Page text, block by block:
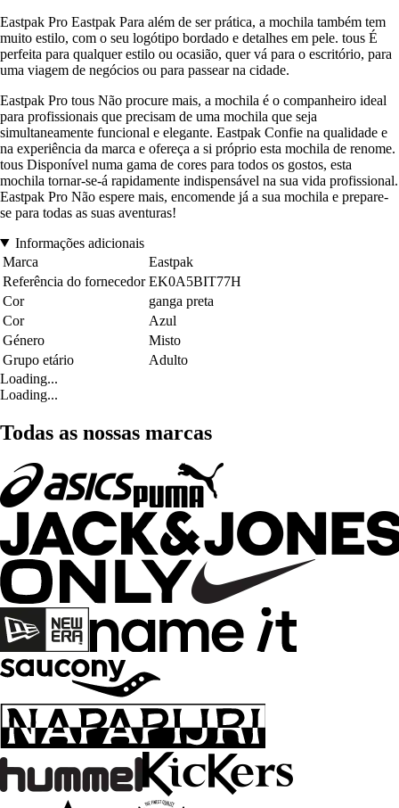
Eastpak Pro Eastpak Para além de ser prática, a mochila também tem
muito estilo, com o seu logótipo bordado e detalhes em pele. tous É
perfeita para qualquer estilo ou ocasião, quer vá para o escritório, para
uma viagem de negócios ou para passear na cidade.
Eastpak Pro tous Não procure mais, a mochila é o companheiro ideal
para profissionais que precisam de uma mochila que seja
simultaneamente funcional e elegante. Eastpak Confie na qualidade e
na experiência da marca e ofereça a si próprio esta mochila de renome.
tous Disponível numa gama de cores para todos os gostos, esta
mochila tornar-se-á rapidamente indispensável na sua vida profissional.
Eastpak Pro Não espere mais, encomende já a sua mochila e prepare-
se para todas as suas aventuras!
Informações adicionais
Marca
Eastpak
Referência do fornecedor EK0A5BIT77H
Cor
ganga preta
Cor
Azul
Género
Misto
Grupo etário
Adulto
Loading...
Loading...
Todas as nossas marcas